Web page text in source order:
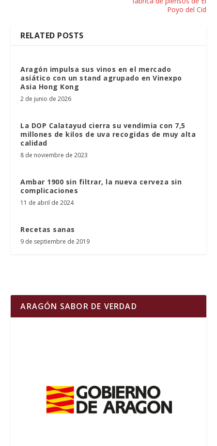
Poyo del Cid
RELATED POSTS
Aragón impulsa sus vinos en el mercado
asiático con un stand agrupado en Vinexpo
Asia Hong Kong
2 de junio de 2026
La DOP Calatayud cierra su vendimia con 7,5
millones de kilos de uva recogidas de muy alta
calidad
8 de noviembre de 2023
Ambar 1900 sin filtrar, la nueva cerveza sin
complicaciones
11 de abril de 2024
Recetas sanas
9 de septiembre de 2019
ARAGÓN SABOR DE VERDAD